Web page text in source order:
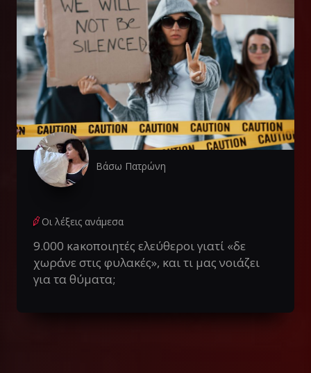
Βάσω Πατρώνη
Οι λέξεις ανάμεσα
9.000 κaκοποιητές ελεύθεροι γιατί «δε
χωράνε στις φυλακές», και τι μας νοιάζει
για τα θύματα;